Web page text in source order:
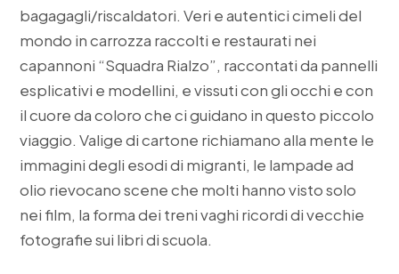
bagagagli/riscaldatori. Veri e autentici cimeli del
mondo in carrozza raccolti e restaurati nei
capannoni “Squadra Rialzo”, raccontati da pannelli
esplicativi e modellini, e vissuti con gli occhi e con
il cuore da coloro che ci guidano in questo piccolo
viaggio. Valige di cartone richiamano alla mente le
immagini degli esodi di migranti, le lampade ad
olio rievocano scene che molti hanno visto solo
nei film, la forma dei treni vaghi ricordi di vecchie
fotografie sui libri di scuola.